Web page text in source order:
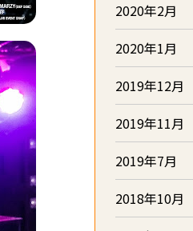
2020年2月
2020年1月
2019年12月
2019年11月
2019年7月
2018年10月